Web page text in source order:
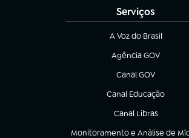
Serviços
A Voz do Brasil
(abre em nova aba)
Agência GOV
(abre em nova aba)
Canal GOV
(abre em nova aba)
Canal Educação
(abre em nova aba)
Canal Libras
(abre em nova aba)
Monitoramento e Análise de